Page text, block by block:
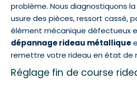
problème. Nous diagnostiquons
usure des pièces, ressort cassé,
élément mécanique défectueux
dépannage rideau métallique
remettre votre rideau en état de
Réglage fin de course